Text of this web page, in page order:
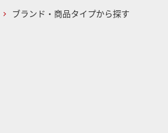
ブランド・商品タイプから探す